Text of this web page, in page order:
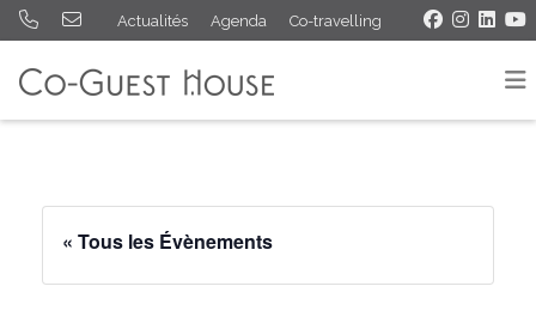
Actualités Agenda Co-travelling
« Tous les Évènements